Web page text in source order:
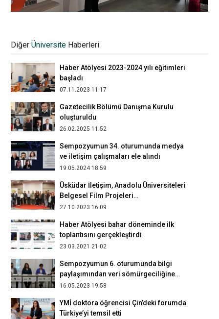
DiğerÜniversite Haberleri
anlattı
Haber Atölyesi 2023-2024 yılı eğitimleri
başladı
07.11.2023 11:17
Gazetecilik Bölümü Danışma Kurulu
oluşturuldu
26.02.2025 11:52
Sempozyumun 34. oturumunda medya
ve iletişim çalışmaları ele alındı
19.05.2024 18:59
Üsküdar İletişim, Anadolu Üniversiteleri
Belgesel Film Projeleri
değerlendirmesine ev sahipliği yaptı
27.10.2023 16:09
Haber Atölyesi bahar döneminde ilk
toplantısını gerçekleştirdi
23.03.2021 21:02
Sempozyumun 6. oturumunda bilgi
paylaşımından veri sömürgeciliğine
dijitalleşmenin halleri ele alındı
16.05.2023 19:58
YMİ doktora öğrencisi Çin’deki forumda
Türkiye’yi temsil etti